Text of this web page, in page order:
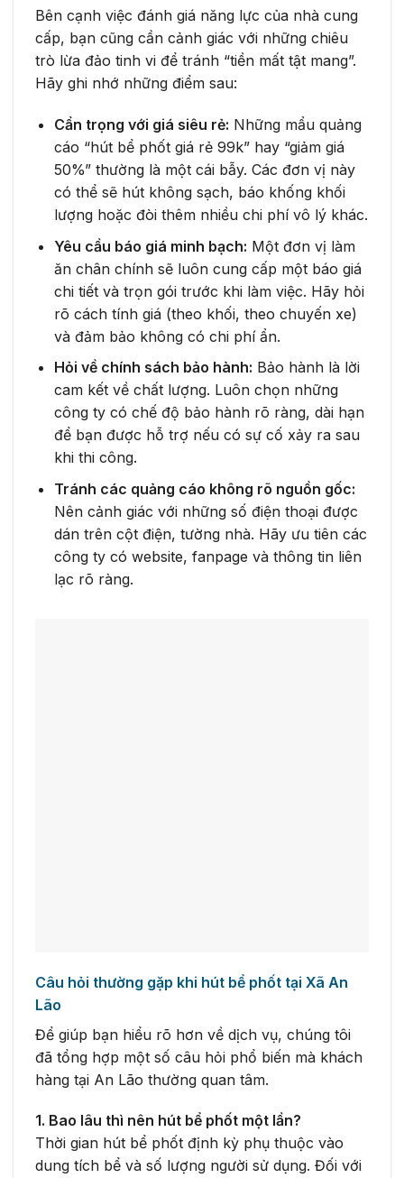
Bên cạnh việc đánh giá năng lực của nhà cung
cấp, bạn cũng cần cảnh giác với những chiêu
trò lừa đảo tinh vi để tránh “tiền mất tật mang”.
Hãy ghi nhớ những điểm sau:
Cẩn trọng với giá siêu rẻ: Những mẩu quảng
cáo “hút bể phốt giá rẻ 99k” hay “giảm giá
50%” thường là một cái bẫy. Các đơn vị này
có thể sẽ hút không sạch, báo khống khối
lượng hoặc đòi thêm nhiều chi phí vô lý khác.
Yêu cầu báo giá minh bạch: Một đơn vị làm
ăn chân chính sẽ luôn cung cấp một báo giá
chi tiết và trọn gói trước khi làm việc. Hãy hỏi
rõ cách tính giá (theo khối, theo chuyến xe)
và đảm bảo không có chi phí ẩn.
Hỏi về chính sách bảo hành: Bảo hành là lời
cam kết về chất lượng. Luôn chọn những
công ty có chế độ bảo hành rõ ràng, dài hạn
để bạn được hỗ trợ nếu có sự cố xảy ra sau
khi thi công.
Tránh các quảng cáo không rõ nguồn gốc:
Nên cảnh giác với những số điện thoại được
dán trên cột điện, tường nhà. Hãy ưu tiên các
công ty có website, fanpage và thông tin liên
lạc rõ ràng.
Câu hỏi thường gặp khi hút bể phốt tại Xã An
Lão
Để giúp bạn hiểu rõ hơn về dịch vụ, chúng tôi
đã tổng hợp một số câu hỏi phổ biến mà khách
hàng tại An Lão thường quan tâm.
1. Bao lâu thì nên hút bể phốt một lần?
Thời gian hút bể phốt định kỳ phụ thuộc vào
dung tích bể và số lượng người sử dụng. Đối với